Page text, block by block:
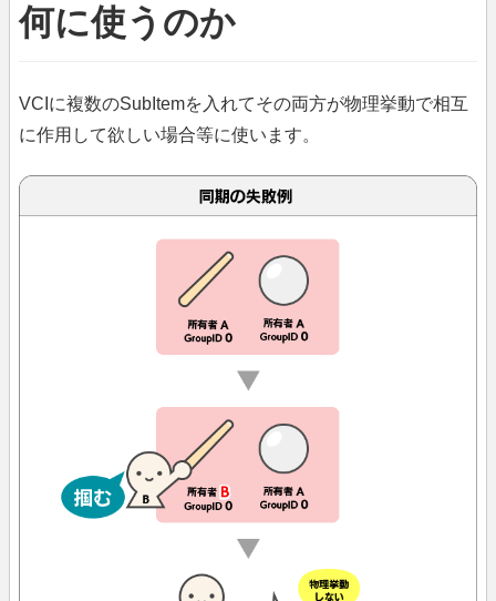
何に使うのか
VCIに複数のSubItemを入れてその両方が物理挙動で相互
に作用して欲しい場合等に使います。